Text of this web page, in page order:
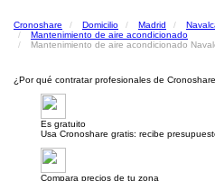
Cronoshare Domicilio Madrid
Mantenimiento de aire acondicionado
Mantenimiento de aire acondicionado
¿Por qué contratar profesionales de
Es gratuito
Usa Cronoshare gratis: recibe
Compara precios de tu zona